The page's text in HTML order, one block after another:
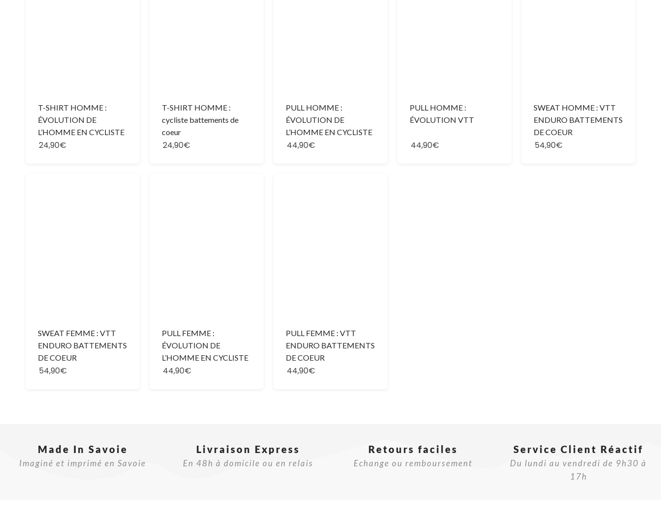
T-SHIRT HOMME :
ÉVOLUTION DE
L’HOMME EN CYCLISTE
24,90€
T-SHIRT HOMME :
cycliste battements de
coeur
24,90€
PULL HOMME :
ÉVOLUTION DE
L’HOMME EN CYCLISTE
44,90€
PULL HOMME :
ÉVOLUTION VTT
44,90€
SWEAT HOMME : VTT
ENDURO BATTEMENTS
DE COEUR
54,90€
SWEAT FEMME : VTT
ENDURO BATTEMENTS
DE COEUR
54,90€
PULL FEMME :
ÉVOLUTION DE
L’HOMME EN CYCLISTE
44,90€
PULL FEMME : VTT
ENDURO BATTEMENTS
DE COEUR
44,90€
Made In Savoie​
Imaginé et imprimé en Savoie
Livraison Express
En 48h à domicile ou en relais
Retours faciles
Echange ou remboursement
Service Client Réactif​
Du lundi au vendredi de 9h30 à
17h